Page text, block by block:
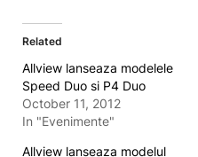
Related
Allview lanseaza modelele
Speed Duo si P4 Duo
October 11, 2012
In "Evenimente"
Allview lanseaza modelul